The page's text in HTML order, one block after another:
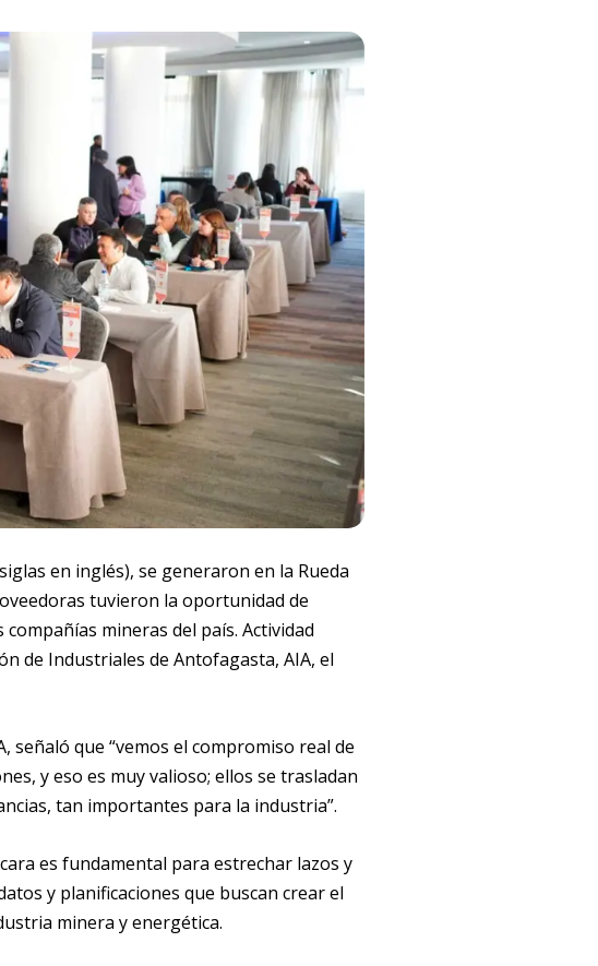
en inglés), se generaron en la Rueda
tuvieron la oportunidad de
mineras del país. Actividad
de Industriales de Antofagasta, AIA, el
señaló que “vemos el compromiso real de
y eso es muy valioso; ellos se trasladan
tan importantes para la industria”.
es fundamental para estrechar lazos y
y planificaciones que buscan crear el
minera y energética.